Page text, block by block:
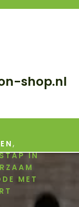
shop.nl
,
IN
MET